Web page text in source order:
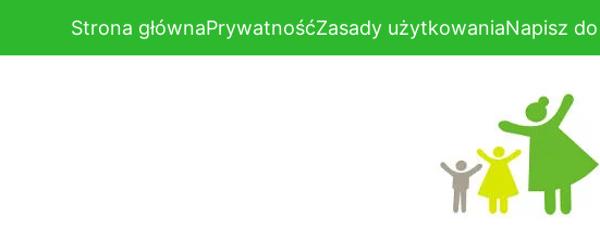
Strona głównaPrywatnośćZasady użytkowaniaNapisz